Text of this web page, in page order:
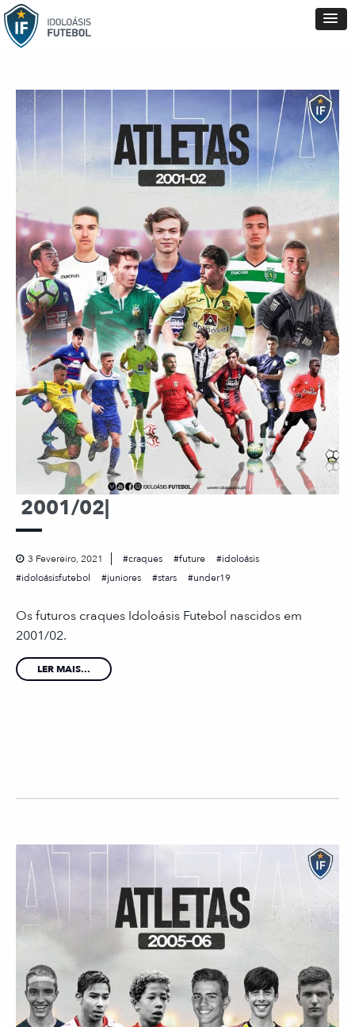
2001/02|
3 Fevereiro, 2021 craques future
idoloásis
idoloásisfutebol
juniores stars under19
Os futuros craques Idoloásis Futebol nascidos em
2001/02.
LER MAIS...